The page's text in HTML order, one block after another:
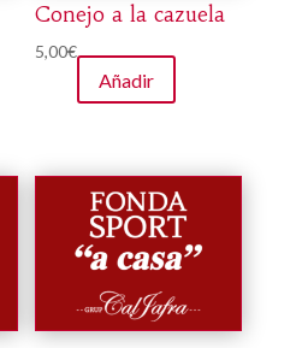
Conejo a la cazuela
5,00€
Añadir